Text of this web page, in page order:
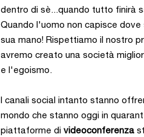
dentro di sè...quando tutto finirà
Quando l'uomo non capisce
sua mano! Rispettiamo il nostro
avremo creato una società
e l'egoismo.
I canali social intanto stanno
mondo che stanno oggi in
piattaforme divideoconferenza